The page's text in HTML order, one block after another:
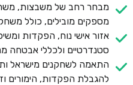
מבחר רחב של משבצות,
מספקים מובילים, כולל
אזור אישי נוח, הפקדות
סטנדרטיים ולכללי אבטחה
התאמה לשחקנים מישראל
להגבלת הפקדות, הימורים